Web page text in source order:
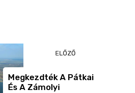
d
e
g
ELŐZŐ
Megkezdték A Pátkai
És A Zámolyi